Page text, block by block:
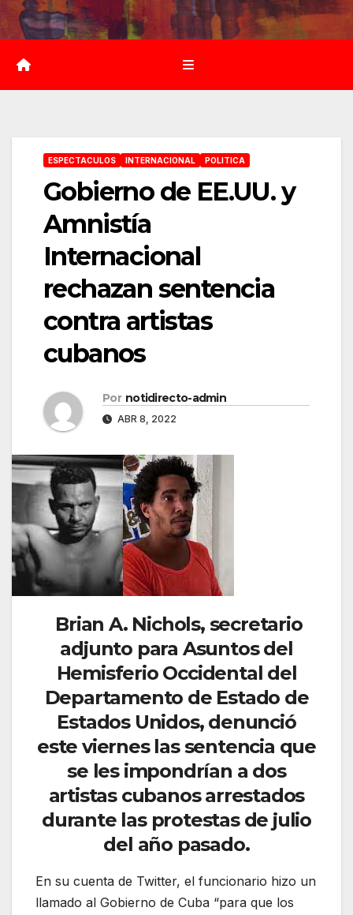
Saltar
al
contenido
ESPECTACULOS INTERNACIONAL POLITICA
Gobierno de EE.UU. y
Amnistía
Internacional
rechazan sentencia
contra artistas
cubanos
Por notidirecto-admin
ABR 8, 2022
Brian A. Nichols, secretario
adjunto para Asuntos del
Hemisferio Occidental del
Departamento de Estado de
Estados Unidos, denunció
este viernes las sentencia que
se les impondrían a dos
artistas cubanos arrestados
durante las protestas de julio
del año pasado.
En su cuenta de Twitter, el funcionario hizo un
llamado al Gobierno de Cuba “para que los